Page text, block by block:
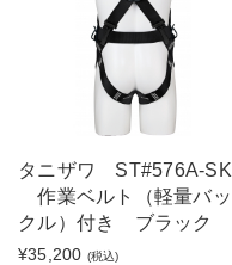
タニザワ ST#576A-SK
作業ベルト（軽量バッ
クル）付き ブラック
¥35,200 (税込)